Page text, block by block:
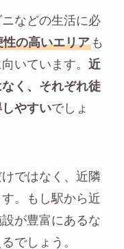
などの生活に必
性の高いエリアも
いています。 近
く、それぞれ徒
やすいでしょ
ではなく、近隣
。もし駅から近
が豊富にあるな
でしょう。